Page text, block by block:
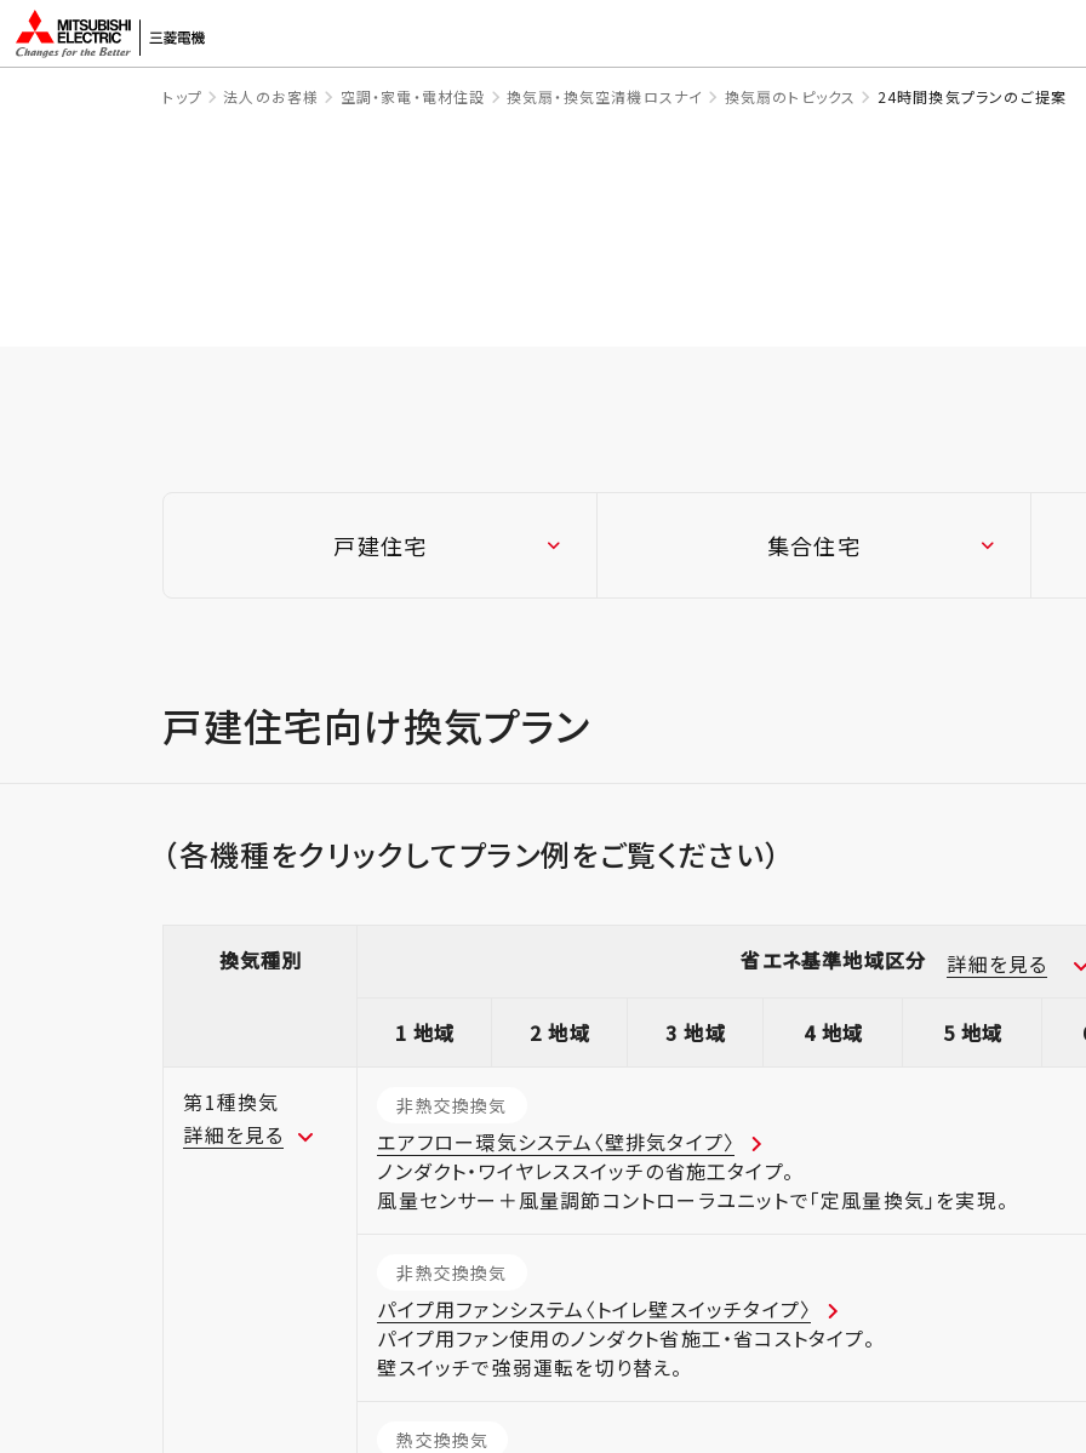
トップ 法人のお客様 空調・家電・電材住設 換気扇・換気空清機ロスナイ 換気扇のトピックス 24時間換気プランのご提案
戸建住宅 集合住宅
戸建住宅向け換気プラン
（各機種をクリックしてプラン例をご覧ください）
換気種別 省エネ基準地域区分 詳細を見る
1 地域 2 地域 3 地域 4 地域 5 地域
第1種換気
詳細を見る
非熱交換換気
エアフロー環気システム〈壁排気タイプ〉
ノンダクト・ワイヤレススイッチの省施工タイプ。
風量センサー＋風量調節コントローラユニットで「定風量換気」を実現。
非熱交換換気
パイプ用ファンシステム〈トイレ壁スイッチタイプ〉
パイプ用ファン使用のノンダクト省施工・省コストタイプ。
壁スイッチで強弱運転を切り替え。
熱交換換気